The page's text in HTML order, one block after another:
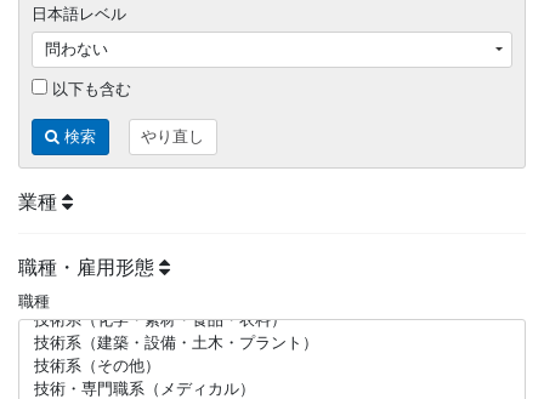
日本語レベル
以下も含む
検索 やり直し
業種
職種・雇用形態
職種